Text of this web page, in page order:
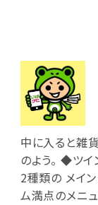
中に入ると雑
のよう。 ◆ツイ
2種類の メイン
ム満点のメニ